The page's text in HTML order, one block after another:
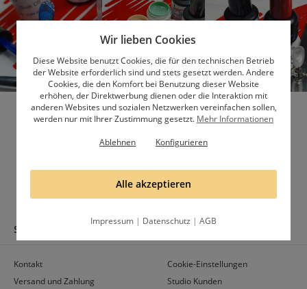
Folge uns und lerne uns besser kennen
SHOP SERVICE
Kontakt
Versand und Zahlung
INFORMATIONEN
Cookie-Einstellungen
Studio Kunden
Wir lieben Cookies
Diese Website benutzt Cookies, die für den technischen Betrieb
der Website erforderlich sind und stets gesetzt werden. Andere
Cookies, die den Komfort bei Benutzung dieser Website
erhöhen, der Direktwerbung dienen oder die Interaktion mit
anderen Websites und sozialen Netzwerken vereinfachen sollen,
werden nur mit Ihrer Zustimmung gesetzt. Mehr Informationen
Ablehnen
Konfigurieren
Alle akzeptieren
Impressum | Datenschutz | AGB